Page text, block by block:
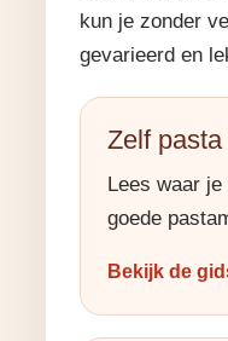
kun je zonder
gevarieerd en
Zelf
Lees waar
goede
Bekijk de